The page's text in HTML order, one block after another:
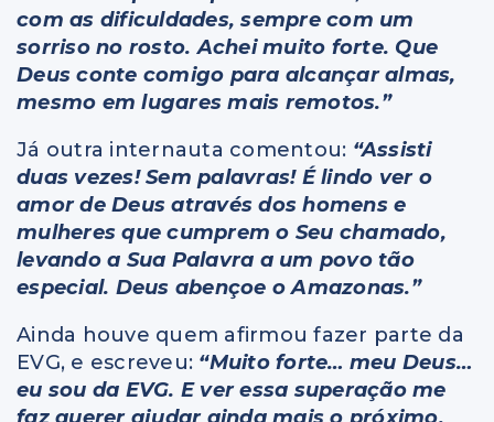
com as dificuldades, sempre com um
sorriso no rosto. Achei muito forte. Que
Deus conte comigo para alcançar almas,
mesmo em lugares mais remotos.”
Já outra internauta comentou: “Assisti
duas vezes! Sem palavras! É lindo ver o
amor de Deus através dos homens e
mulheres que cumprem o Seu chamado,
levando a Sua Palavra a um povo tão
especial. Deus abençoe o Amazonas.”
Ainda houve quem afirmou fazer parte da
EVG, e escreveu: “Muito forte… meu Deus…
eu sou da EVG. E ver essa superação me